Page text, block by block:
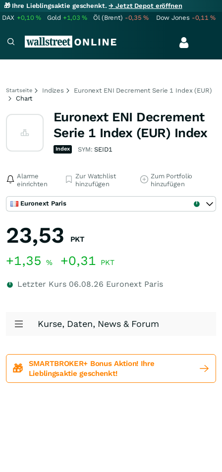
🎁 Ihre Lieblingsaktie geschenkt.→ Jetzt Depot eröffnen
DAX +0,10% Gold +1,03% Öl (Brent) -0,35% Dow Jones -0,11%
Startseite Indizes
Euronext ENI Decrement Serie 1 Index (EUR)
Chart
Euronext ENI Decrement
Serie 1 Index (EUR) Index
Index SYM:SEID1
Alarme
einrichten
Zur Watchlist
hinzufügen
Zum Portfolio
hinzufügen
Euronext Paris
23,53 PKT
+1,35 % +0,31 PKT
Letzter Kurs 06.08.26 Euronext Paris
Kurse, Daten, News & Forum
🎁
SMARTBROKER+ Bonus Aktion! Ihre
Lieblingsaktie geschenkt!